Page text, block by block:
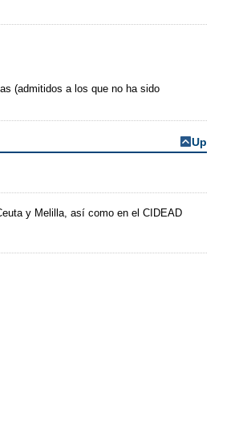
(admitidos a los que no ha sido
Up
y Melilla, así como en el CIDEAD